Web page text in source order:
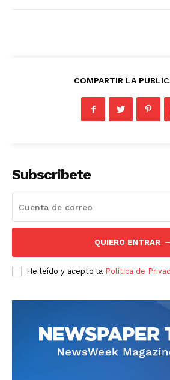
Magazine
COMPARTIR LA
Subscribete
QUIERO ENTRAR
He leído y acepto la Política de